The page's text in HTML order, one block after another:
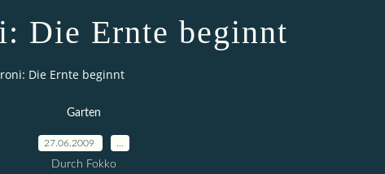
Die Ernte beginnt
Die Ernte beginnt
Garten
27.06.2009
Durch Fokko